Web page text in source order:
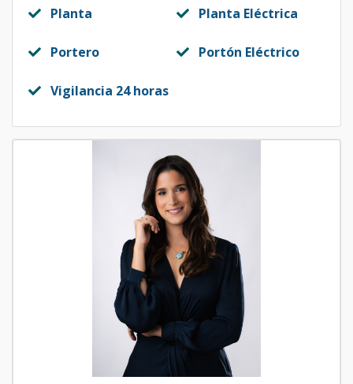
Planta Planta Eléctrica
Portero Portón Eléctrico
Vigilancia 24 horas